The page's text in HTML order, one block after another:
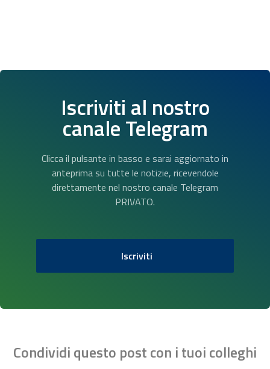
Iscriviti al nostro
canale Telegram
Clicca il pulsante in basso e sarai aggiornato in
anteprima su tutte le notizie, ricevendole
direttamente nel nostro canale Telegram
PRIVATO.
Iscriviti
Condividi questo post con i tuoi colleghi